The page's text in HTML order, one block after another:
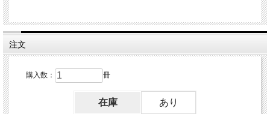
わる！
事＊物部彩花
◆スペシャルトーク・前編
注文
購入数： 冊
在庫 あり